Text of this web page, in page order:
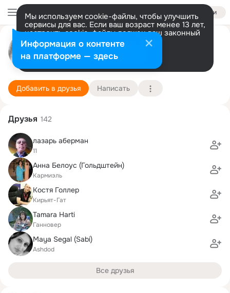
Войти
Мы используем cookie-файлы, чтобы улучшить
сервисы для вас. Если ваш возраст менее 13 лет,
настроить cookie-файлы должен ваш законный
представитель. Больше информации
Разрешить все Настроить
Алёна Аберман
Ашдод 1 июля (44 года)
Подробнее
Добавить в друзья Написать
Друзья 142
лазарь аберман
11
Анна Белоус (Гольдштейн)
Кармиэль
Костя Голлер
Кирьят-Гат
Tamara Harti
Ганновер
Maya Segal (Sabi)
Ashdod
Все друзья
Информация о контенте
на платформе — здесь